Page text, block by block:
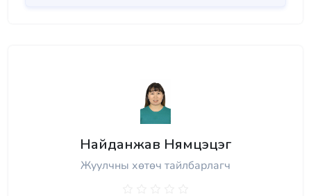
Найданжав Нямцэцэг
Жуулчны хөтөч тайлбарлагч